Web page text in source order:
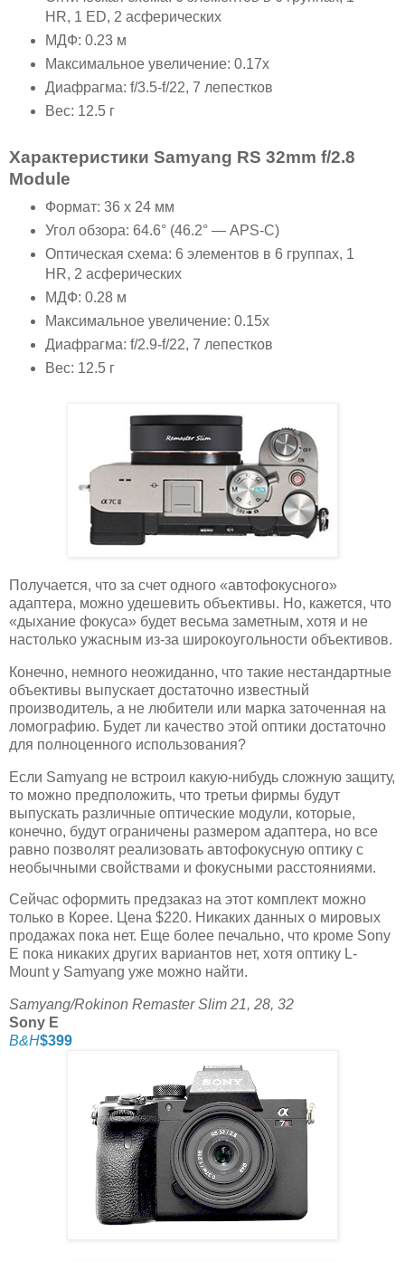
HR, 1 ED, 2 асферических
МДФ: 0.23 м
Максимальное увеличение: 0.17x
Диафрагма: f/3.5-f/22, 7 лепестков
Вес: 12.5 г
Характеристики Samyang RS 32mm f/2.8
Module
Формат: 36 x 24 мм
Угол обзора: 64.6° (46.2° — APS-C)
Оптическая схема: 6 элементов в 6 группах, 1
HR, 2 асферических
МДФ: 0.28 м
Максимальное увеличение: 0.15x
Диафрагма: f/2.9-f/22, 7 лепестков
Вес: 12.5 г
Получается, что за счет одного «автофокусного»
адаптера, можно удешевить объективы. Но, кажется, что
«дыхание фокуса» будет весьма заметным, хотя и не
настолько ужасным из-за широкоугольности объективов.
Конечно, немного неожиданно, что такие нестандартные
объективы выпускает достаточно известный
производитель, а не любители или марка заточенная на
ломографию. Будет ли качество этой оптики достаточно
для полноценного использования?
Если Samyang не встроил какую-нибудь сложную защиту,
то можно предположить, что третьи фирмы будут
выпускать различные оптические модули, которые,
конечно, будут ограничены размером адаптера, но все
равно позволят реализовать автофокусную оптику с
необычными свойствами и фокусными расстояниями.
Сейчас оформить предзаказ на этот комплект можно
только в Корее. Цена $220. Никаких данных о мировых
продажах пока нет. Еще более печально, что кроме Sony
E пока никаких других вариантов нет, хотя оптику L-
Mount у Samyang уже можно найти.
Samyang/Rokinon Remaster Slim 21, 28, 32
Sony E
B&H$399